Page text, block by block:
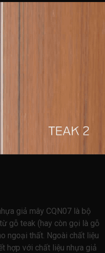
giả mây CQN07 là bộ
gỗ teak (hay còn gọi là gỗ
ngoại thất. Ngoài chất liệu
hợp với chất liệu nhựa giả